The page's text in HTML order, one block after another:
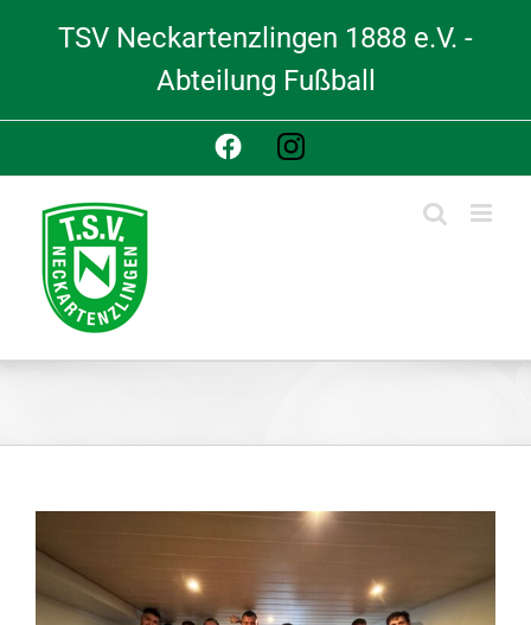
TSV Neckartenzlingen 1888 e.V. -
Abteilung Fußball
FacebookInstagram